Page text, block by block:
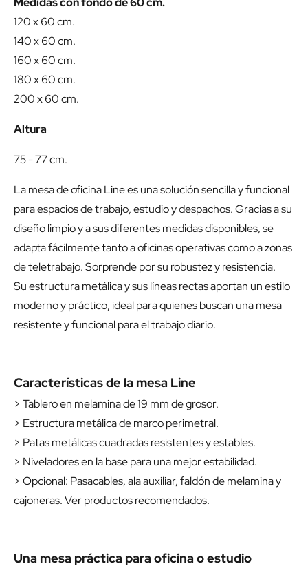
120 x 60 cm.
140 x 60 cm.
160 x 60 cm.
180 x 60 cm.
200 x 60 cm.
Altura
75 - 77 cm.
La mesa de oficina Line es una solución sencilla y funcional
para espacios de trabajo, estudio y despachos. Gracias a su
diseño limpio y a sus diferentes medidas disponibles, se
adapta fácilmente tanto a oficinas operativas como a zonas
de teletrabajo. Sorprende por su robustez y resistencia.
Su estructura metálica y sus líneas rectas aportan un estilo
moderno y práctico, ideal para quienes buscan una mesa
resistente y funcional para el trabajo diario.
Características de la mesa Line
> Tablero en melamina de 19 mm de grosor.
> Estructura metálica de marco perimetral.
> Patas metálicas cuadradas resistentes y estables.
> Niveladores en la base para una mejor estabilidad.
> Opcional: Pasacables, ala auxiliar, faldón de melamina y
cajoneras. Ver productos recomendados.
Una mesa práctica para oficina o estudio